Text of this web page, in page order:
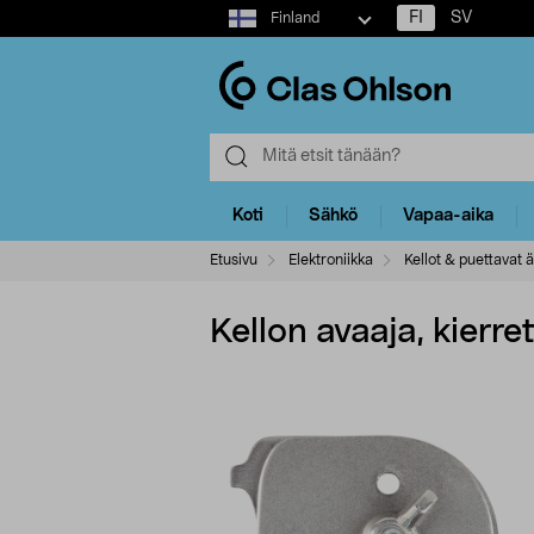
Select
market
Finland FI SV
Koti Sähkö Vapaa-aika
Etusivu Elektroniikka Kellot & puettavat
Kellon avaaja,